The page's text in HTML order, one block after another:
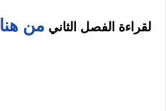
لقراءة الفصل الثاني من هنا